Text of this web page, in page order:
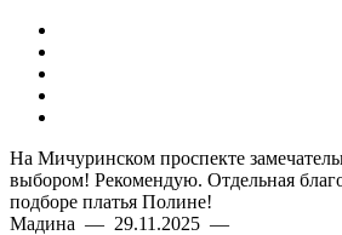
На Мичуринском проспекте
выбором! Рекомендую. Отдельная
подборе платья Полине!
Мадина — 29.11.2025 —